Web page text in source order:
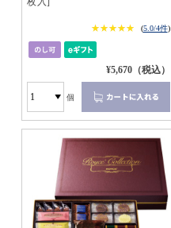
★★★★★
★★★★★ (5.0/4件)
¥5,670（税込）
個